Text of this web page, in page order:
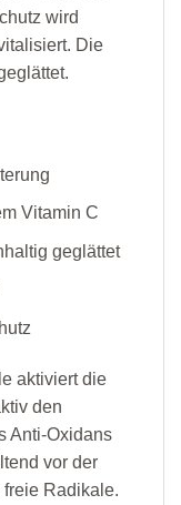
wird
Die
Vitamin C
geglättet
aktiviert die
den
Anti-Oxidans
vor der
Radikale.